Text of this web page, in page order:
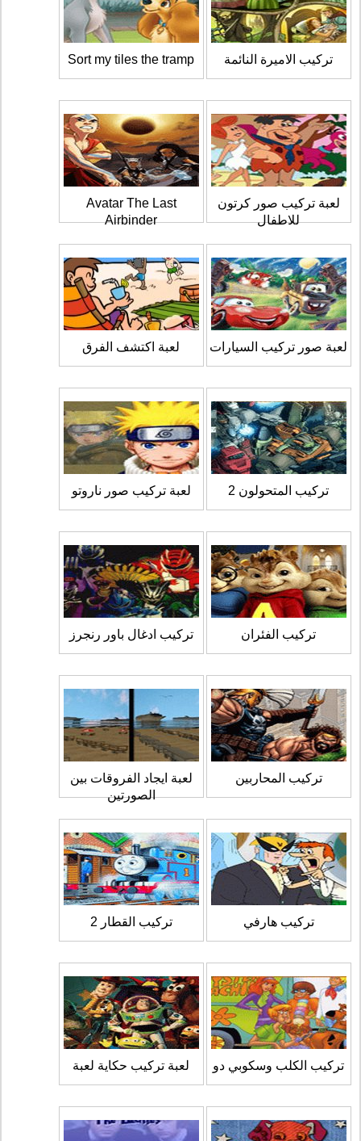
تركيب الاميرة النائمة Sort my tiles the tramp
لعبة تركيب صور كرتون
للاطفال
Avatar The Last
Airbinder
لعبة صور تركيب السيارات لعبة اكتشف الفرق
تركيب المتحولون 2 لعبة تركيب صور ناروتو
تركيب الفئران تركيب ادغال باور رنجرز
تركيب المحاربين
لعبة ايجاد الفروقات بين
الصورتين
تركيب هارفي تركيب القطار 2
تركيب الكلب وسكوبي دو لعبة تركيب حكاية لعبة